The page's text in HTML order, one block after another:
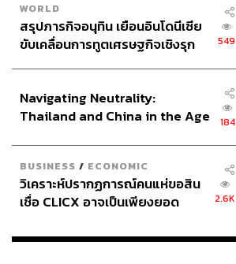
WORLD
สรุปภารกิจอนุทิน เยือนอินโดนีเซีย
ขับเคลื่อนการทูตเศรษฐกิจเชิงรุก
549
Navigating Neutrality:
Thailand and China in the Age
184
BUSINESS / ECONOMIC
วิเคราะห์ปรากฏการณ์คนแห่ขอสิน
เชื่อ CLICX อาจเป็นเพียงยอด
เรือนไทยที่ถูกซุกไว้
2.6K